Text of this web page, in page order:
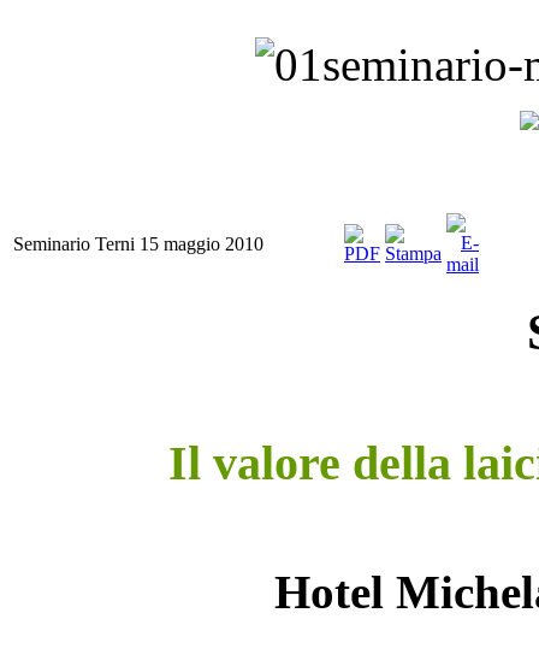
Seminario Terni 15 maggio 2010
Il valore della
Hotel